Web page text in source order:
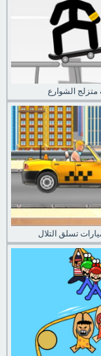
متزلج الشوارع
تسلق التلال